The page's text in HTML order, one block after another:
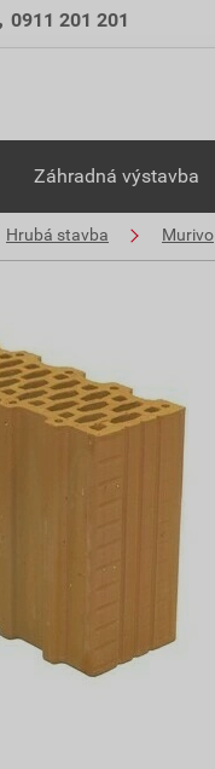
0911 201 201
Záhradná výstavba
Hrubá stavba Murivo